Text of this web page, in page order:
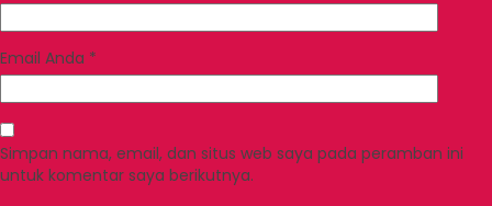
Email Anda *
Simpan nama, email, dan situs web saya pada peramban ini
untuk komentar saya berikutnya.